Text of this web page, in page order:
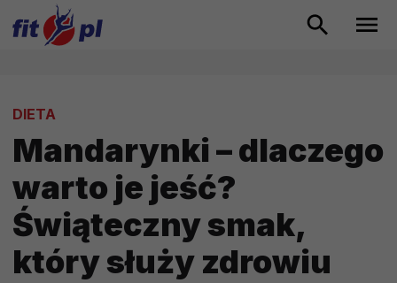
DIETA
Mandarynki – dlaczego
warto je jeść?
Świąteczny smak,
który służy zdrowiu